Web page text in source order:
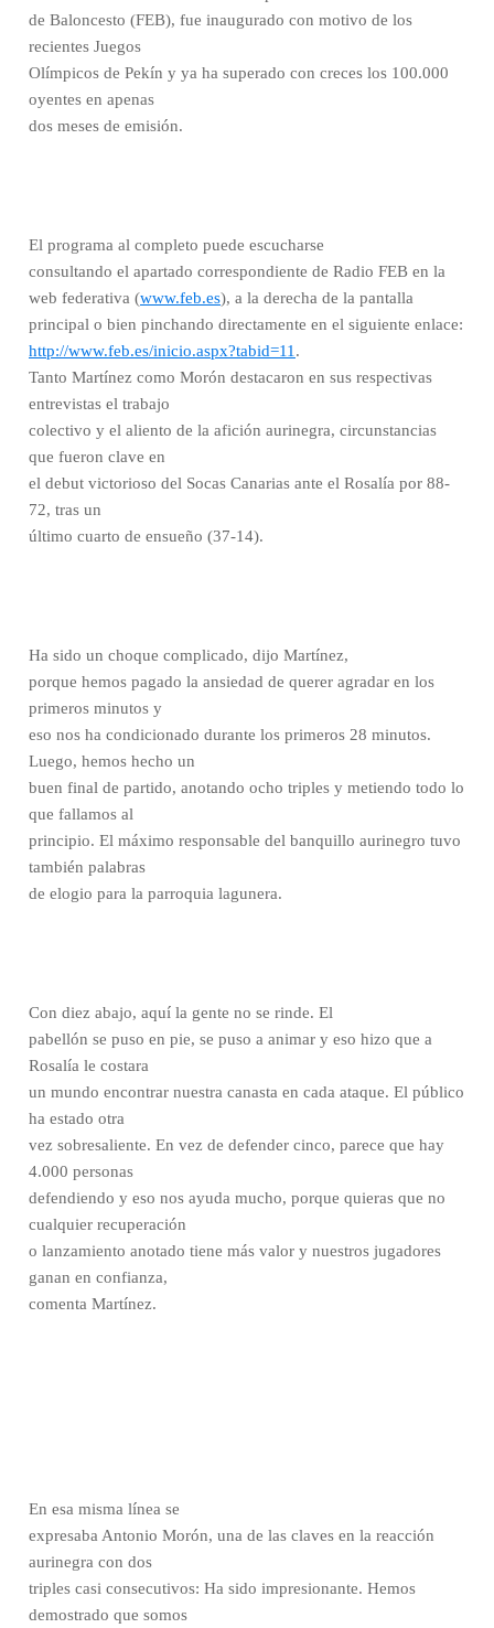
de Baloncesto (FEB), fue inaugurado con motivo de los
recientes Juegos
Olímpicos de Pekín y ya ha superado con creces los 100.000
oyentes en apenas
dos meses de emisión.
El programa al completo puede escucharse
consultando el apartado correspondiente de Radio FEB en la
web federativa (www.feb.es), a la derecha de la pantalla
principal o bien pinchando directamente en el siguiente enlace:
http://www.feb.es/inicio.aspx?tabid=11 .
Tanto Martínez como Morón destacaron en sus respectivas
entrevistas el trabajo
colectivo y el aliento de la afición aurinegra, circunstancias
que fueron clave en
el debut victorioso del Socas Canarias ante el Rosalía por 88-
72, tras un
último cuarto de ensueño (37-14).
Ha sido un choque complicado, dijo Martínez,
porque hemos pagado la ansiedad de querer agradar en los
primeros minutos y
eso nos ha condicionado durante los primeros 28 minutos.
Luego, hemos hecho un
buen final de partido, anotando ocho triples y metiendo todo lo
que fallamos al
principio. El máximo responsable del banquillo aurinegro tuvo
también palabras
de elogio para la parroquia lagunera.
Con diez abajo, aquí la gente no se rinde. El
pabellón se puso en pie, se puso a animar y eso hizo que a
Rosalía le costara
un mundo encontrar nuestra canasta en cada ataque. El público
ha estado otra
vez sobresaliente. En vez de defender cinco, parece que hay
4.000 personas
defendiendo y eso nos ayuda mucho, porque quieras que no
cualquier recuperación
o lanzamiento anotado tiene más valor y nuestros jugadores
ganan en confianza,
comenta Martínez.
En esa misma línea se
expresaba Antonio Morón, una de las claves en la reacción
aurinegra con dos
triples casi consecutivos: Ha sido impresionante. Hemos
demostrado que somos